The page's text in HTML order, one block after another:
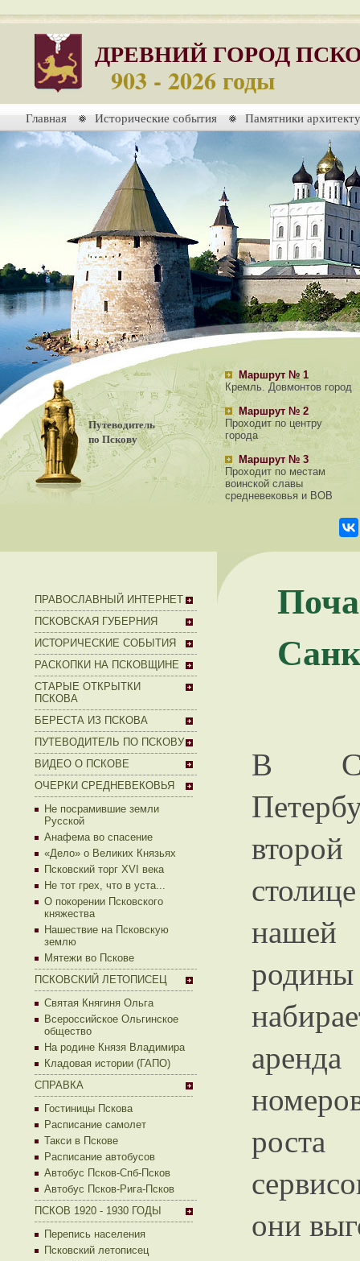
ДРЕВНИЙ ГОРОД
903 - 2026 годы
Главная Исторические события Памятники
Путеводитель
по Пскову
Маршрут № 1
Кремль. Довмонтов город
Маршрут № 2
Проходит по центру
города
Маршрут № 3
Проходит по местам
воинской славы
средневековья и ВОВ
ПРАВОСЛАВНЫЙ ИНТЕРНЕТ
ПСКОВСКАЯ ГУБЕРНИЯ
ИСТОРИЧЕСКИЕ СОБЫТИЯ
РАСКОПКИ НА ПСКОВЩИНЕ
СТАРЫЕ ОТКРЫТКИ
ПСКОВА
БЕРЕСТА ИЗ ПСКОВА
ПУТЕВОДИТЕЛЬ ПО ПСКОВУ
ВИДЕО О ПСКОВЕ
ОЧЕРКИ СРЕДНЕВЕКОВЬЯ
Не посрамившие земли
Русской
Анафема во спасение
«Дело» о Великих Князьях
Псковский торг XVI века
Не тот грех, что в уста...
О покорении Псковского
княжества
Нашествие на Псковскую
землю
Мятежи во Пскове
ПСКОВСКИЙ ЛЕТОПИСЕЦ
Святая Княгиня Ольга
Всероссийское Ольгинское
общество
На родине Князя Владимира
Кладовая истории (ГАПО)
СПРАВКА
Гостиницы Пскова
Расписание самолет
Такси в Пскове
Расписание автобусов
Автобус Псков-Спб-Псков
Автобус Псков-Рига-Псков
ПСКОВ 1920 - 1930 ГОДЫ
Перепись населения
Псковский летописец
В
второй
столице
нашей
они